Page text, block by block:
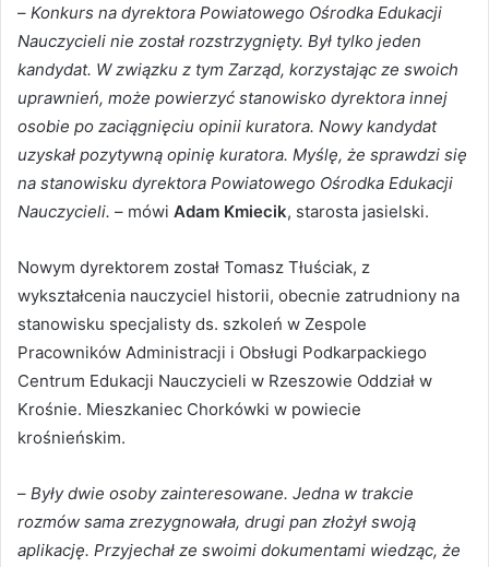
– Konkurs na dyrektora Powiatowego Ośrodka Edukacji
Nauczycieli nie został rozstrzygnięty. Był tylko jeden
kandydat. W związku z tym Zarząd, korzystając ze swoich
uprawnień, może powierzyć stanowisko dyrektora innej
osobie po zaciągnięciu opinii kuratora. Nowy kandydat
uzyskał pozytywną opinię kuratora. Myślę, że sprawdzi się
na stanowisku dyrektora Powiatowego Ośrodka Edukacji
Nauczycieli. – mówi Adam Kmiecik, starosta jasielski.
Nowym dyrektorem został Tomasz Tłuściak, z
wykształcenia nauczyciel historii, obecnie zatrudniony na
stanowisku specjalisty ds. szkoleń w Zespole
Pracowników Administracji i Obsługi Podkarpackiego
Centrum Edukacji Nauczycieli w Rzeszowie Oddział w
Krośnie. Mieszkaniec Chorkówki w powiecie
krośnieńskim.
– Były dwie osoby zainteresowane. Jedna w trakcie
rozmów sama zrezygnowała, drugi pan złożył swoją
aplikację. Przyjechał ze swoimi dokumentami wiedząc, że